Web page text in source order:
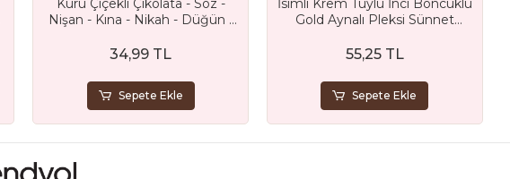
Nişan - Kına - Nikah - Düğün -
Hediyesi
34,99 TL
Sepete Ekle
Gold Aynalı Pleksi Sünnet
55,25 TL
Sepete Ekle